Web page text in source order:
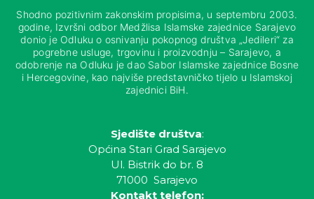
Shodno pozitivnim zakonskim propisima, u septembru 2003.
godine, Izvršni odbor Medžlisa Islamske zajednice Sarajevo
donio je Odluku o osnivanju pokopnog društva „Jedileri“ za
pogrebne usluge, trgovinu i proizvodnju – Sarajevo, a
odobrenje na Odluku je dao Sabor Islamske zajednice Bosne
i Hercegovine, kao najviše predstavničko tijelo u Islamskoj
zajednici BiH.
Sjedište društva:
Općina Stari Grad Sarajevo
Ul. Bistrik do br. 8
71000 Sarajevo
Kontakt telefon: